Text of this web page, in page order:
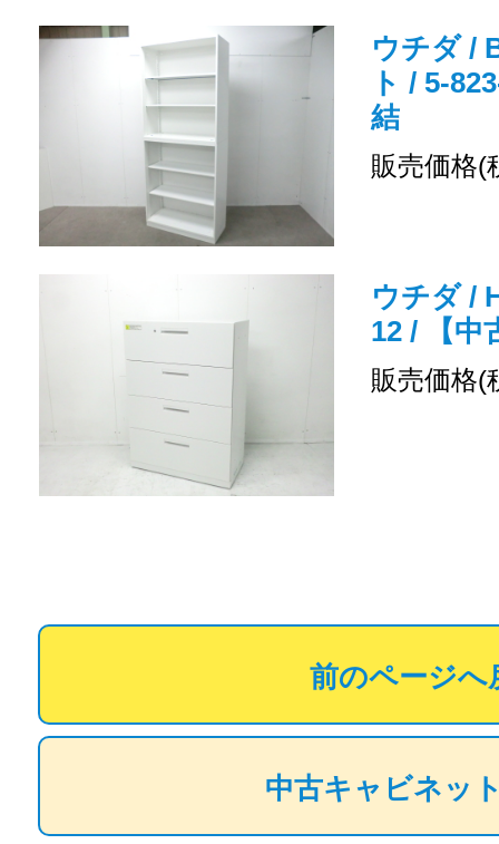
ウチダ /
ト / 5-
結
販売価格(
ウチダ /
12 / 【中
販売価格(
前のページへ
中古キャビネッ